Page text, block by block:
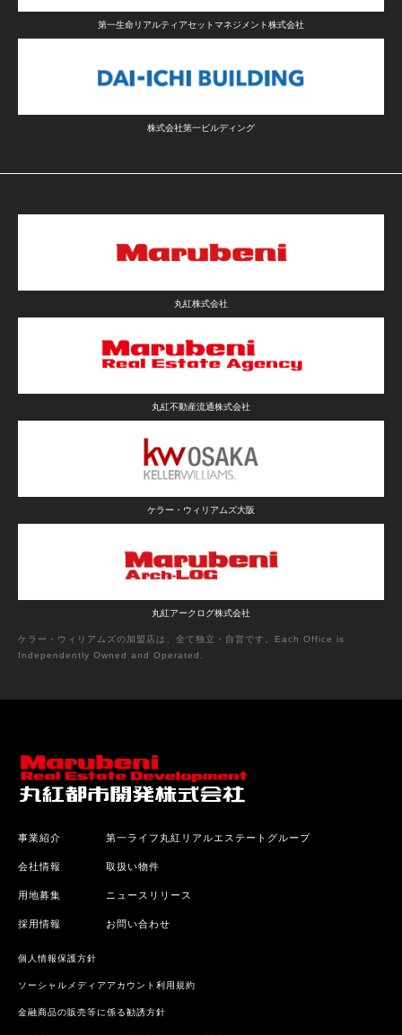
第一生命リアルティアセットマネジメント株式会社
株式会社第一ビルディング
丸紅株式会社
丸紅不動産流通株式会社
ケラー・ウィリアムズ大阪
丸紅アークログ株式会社
ケラー・ウィリアムズの加盟店は、全て独立・自営です。Each Office is
Independently Owned and Operated.
事業紹介
会社情報
用地募集
採用情報
第一ライフ丸紅リアルエステートグループ
取扱い物件
ニュースリリース
お問い合わせ
個人情報保護方針
ソーシャルメディアアカウント利用規約
金融商品の販売等に係る勧誘方針